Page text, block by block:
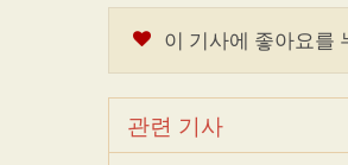
이 기사에 좋아요를
관련 기사